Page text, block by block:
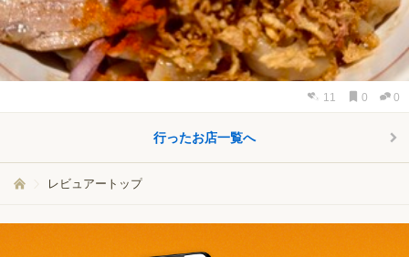
11 0 0
行ったお店一覧へ
レビュアートップ